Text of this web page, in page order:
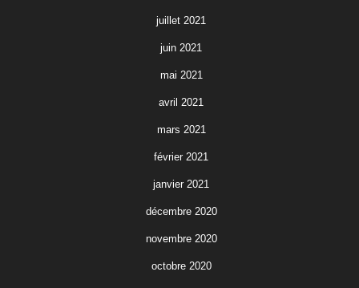
juillet 2021
juin 2021
mai 2021
avril 2021
mars 2021
février 2021
janvier 2021
décembre 2020
novembre 2020
octobre 2020